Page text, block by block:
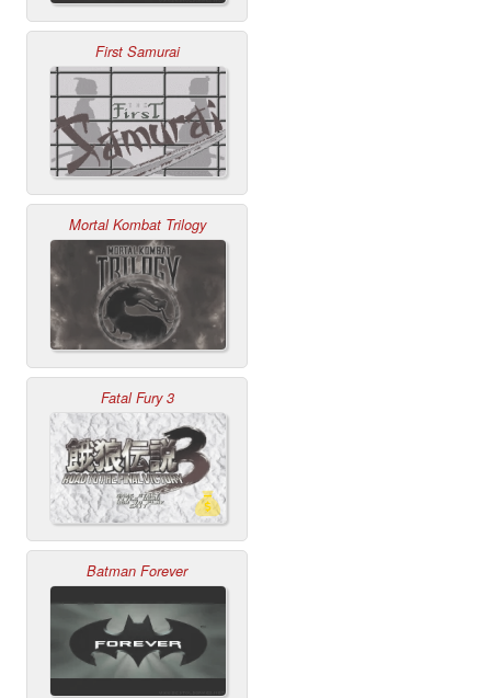
First Samurai
Mortal Kombat Trilogy
Fatal Fury 3
Batman Forever